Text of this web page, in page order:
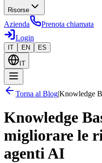
Risorse
Azienda
Prenota chiamata
Login
IT EN ES
IT
Torna al Blog|Knowledge
Knowledge
migliorare le
agenti AI